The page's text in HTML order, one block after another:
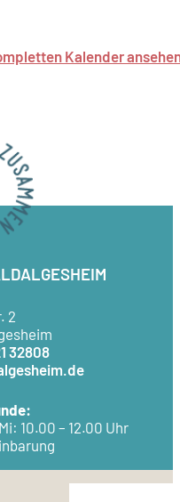
Kalender
2
32808
10.00 – 12.00 Uhr